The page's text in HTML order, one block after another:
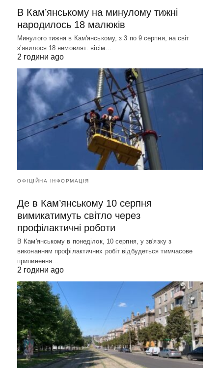
В Кам’янському на минулому тижні
народилось 18 малюків
Минулого тижня в Кам'янському, з 3 по 9 серпня, на світ
зʼявилося 18 немовлят: вісім…
2 години ago
ОФІЦІЙНА ІНФОРМАЦІЯ
Де в Кам’янському 10 серпня
вимикатимуть світло через
профілактичні роботи
В Кам'янському в понеділок, 10 серпня, у зв'язку з
виконанням профілактичних робіт відбудеться тимчасове
припинення…
2 години ago